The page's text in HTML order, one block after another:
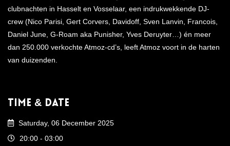
clubnachten in Hasselt en Vosselaar, een indrukwekkende DJ-
crew (Nico Parisi, Gert Corvers, Davidoff, Sven Lanvin, Francois,
Daniel June, G-Roam aka Punisher, Yves Deruyter…) én meer
dan 250.000 verkochte Atmoz-cd’s, leeft Atmoz voort in de harten
van duizenden.
Time & Date
Saturday, 06 December 2025
20:00 - 03:00